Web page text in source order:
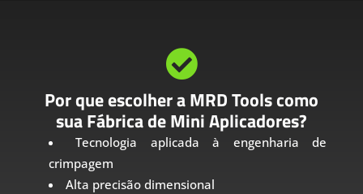

Por que escolher a MRD Tools como
sua Fábrica de Mini Aplicadores?
Tecnologia aplicada à engenharia de
crimpagem
Alta precisão dimensional